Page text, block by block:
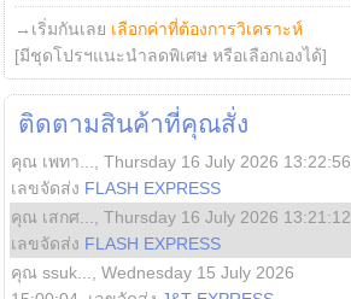
→เริ่มกันเลย เลือกค่าที่ต้องการวิเคราะห์
[มีชุดโปรฯแนะนำลดพิเศษ หรือเลือกเองได้]
ติดตามสินค้าที่คุณสั่ง
คุณ เพทา... Thursday 16 July 2026 13:22:56
เลขจัดส่ง FLASH EXPRESS
คุณ เสกศ...
Thursday 16 July 2026 13:21:12
เลขจัดส่ง FLASH EXPRESS
คุณ ssuk...
Wednesday 15 July 2026